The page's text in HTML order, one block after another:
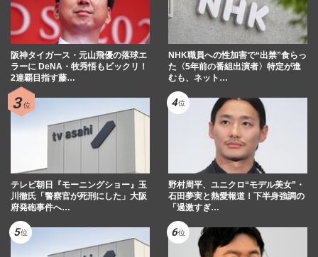
阪神タイガース・元山飛優の落球エ
ラーに DeNA・牧秀悟もビックリ！
2連覇目指す藤…
NHK職員への性加害で“出禁”食らっ
た〈5年前の番組出演者〉特定が進
むも、ネット…
テレビ朝日『モーニングショー』玉
川徹氏「警察官が死刑にした」大阪
府発砲事件へ…
野村周平、ユニクロ“モデル美女”・
石田夢実と熱愛報道！下半身強調の
「過激すぎ…